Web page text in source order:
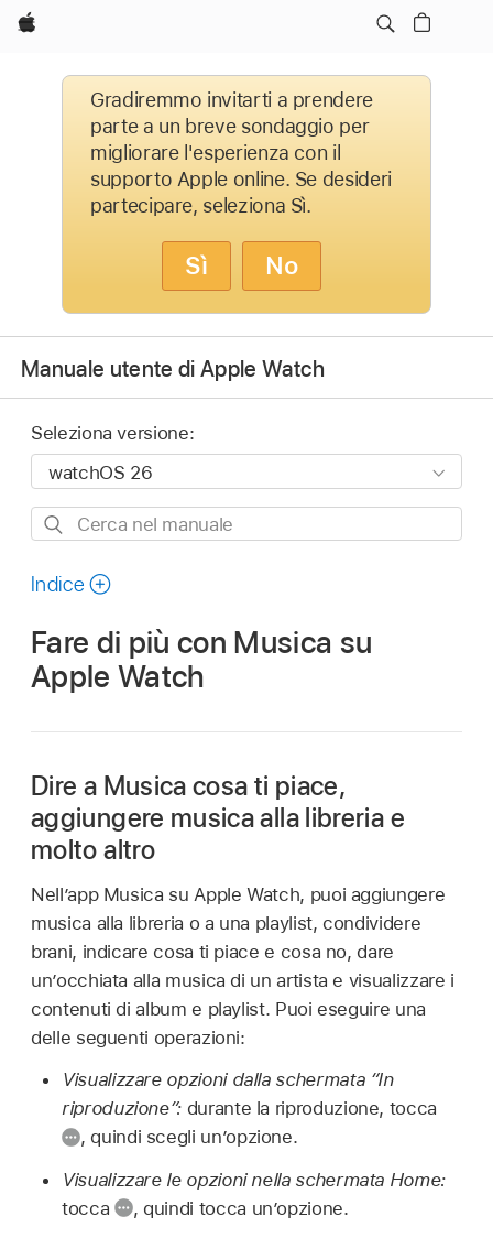
Apple
Gradiremmo invitarti a prendere
parte a un breve sondaggio per
migliorare l'esperienza con il
supporto Apple online. Se desideri
partecipare, seleziona Sì.
Sì No
Manuale utente di Apple Watch
Seleziona versione:
Cerca
manuale
Indice
Fare di più con Musica su
Apple Watch
Dire a Musica cosa ti piace,
aggiungere musica alla libreria e
molto altro
Nell’app Musica su Apple Watch, puoi aggiungere
musica alla libreria o a una playlist, condividere
brani, indicare cosa ti piace e cosa no, dare
un’occhiata alla musica di un artista e visualizzare i
contenuti di album e playlist. Puoi eseguire una
delle seguenti operazioni:
Visualizzare opzioni dalla schermata “In
riproduzione”: durante la riproduzione, tocca
, quindi scegli un’opzione.
Visualizzare le opzioni nella schermata Home:
tocca
, quindi tocca un’opzione.